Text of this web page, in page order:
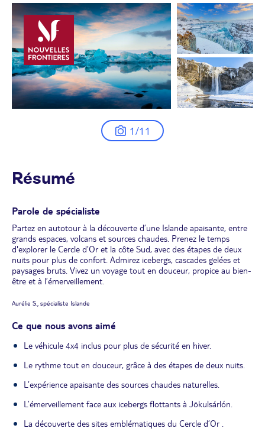
1/11
Résumé
Parole de spécialiste
Partez en autotour à la découverte d’une Islande apaisante, entre
grands espaces, volcans et sources chaudes. Prenez le temps
d'explorer le Cercle d’Or et la côte Sud, avec des étapes de deux
nuits pour plus de confort. Admirez icebergs, cascades gelées et
paysages bruts. Vivez un voyage tout en douceur, propice au bien-
être et à l’émerveillement.
Aurélie S., spécialiste Islande
Ce que nous avons aimé
Le véhicule 4x4 inclus pour plus de sécurité en hiver.
Le rythme tout en douceur, grâce à des étapes de deux nuits.
L’expérience apaisante des sources chaudes naturelles.
L’émerveillement face aux icebergs flottants à Jökulsárlón.
La découverte des sites emblématiques du Cercle d’Or .